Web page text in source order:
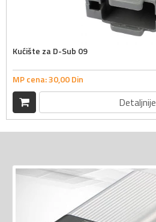
Kućište za D-Sub 09
MP cena:30,00Din
Detaljnije